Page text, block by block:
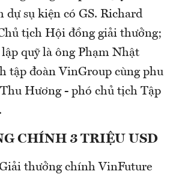
dự sụ kiện có GS. Richard
tịch Hội đồng giải thưởng;
quỹ là ông Phạm Nhật
tập đoàn VinGroup cùng phu
Hương - phó chủ tịch Tập
CHÍNH 3 TRIỆU USD
thưởng chính VinFuture